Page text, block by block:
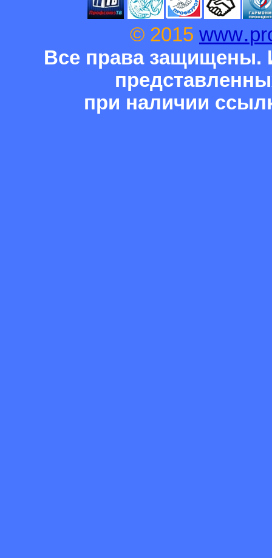
© 2015 www.
Все права защищены.
при наличии